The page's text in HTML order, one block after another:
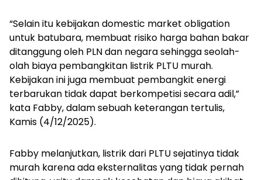
“Selain itu kebijakandomestic market obligation
untuk batubara, membuat risiko harga bahan bakar
ditanggung oleh PLN dan negara sehingga seolah-
olah biaya pembangkitan listrik PLTU murah.
Kebijakan ini juga membuat pembangkit energi
terbarukan tidak dapat berkompetisi secara adil,”
kata Fabby, dalam sebuah keterangan tertulis,
Kamis (4/12/2025).
Fabby melanjutkan, listrik dari PLTU sejatinya tidak
murah karena ada eksternalitas yang tidak pernah